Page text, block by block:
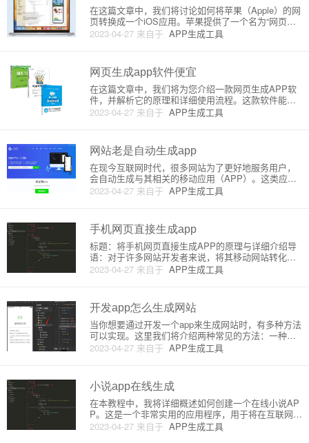
2023-04-27 来自于 APP生成工具
在这篇文章中，我们将讨论如何将苹果（Apple）的网
页转换成一个iOS应用。苹果提供了一个名为“网页视
图”（WebView）的工具，允许开发者将现有的网页嵌
套到本地应用中。我们将详细介绍这个过程的原理，
V
网页生成app软件便宜
2023-04-27 来自于 APP生成工具
在这篇文章中，我们将为您介绍一款网页生成APP软
件，并解析它的原理和详细使用流程。这款软件能够
帮助您将网页轻松转化为移动应用程序，而且价格实
惠。1. 软件名：Web2AppWeb2App是一款功能齐全
或网页转
网站老是自动生成app
2023-04-27 来自于 APP生成工具
在现今互联网时代，很多网站为了更好地服务用户，
会自动生成与其相关的移动应用（APP）。这类应用
通常与网站内容保持同步，为用户提供方便快捷的浏
览体验。而网站自动生成APP的过程依赖于一系列技
何自动生成APP，以及
手机网页直接生成app
2023-04-27 来自于 APP生成工具
标题：将手机网页直接生成APP的原理与详细介绍导
语：对于许多网站开发者来说，将其移动网站转化为A
PP是一种吸引更多用户并提高访问量的有效方法。这
篇文章将为您详细解析将网页直接生成APP的原理及
网页直接生
开发app怎么生成网站
2023-04-27 来自于 APP生成工具
当你想要通过开发一个app来生成网站时，有多种方法
可以实现。这里我们将介绍两种常见的方法：一种是
基于 WebView 的混合式开发方法（如Cordova、Ionic
等）；另一种是使用原生的iOS或Android开发方法。
小说app在线生成
2023-04-27 来自于 APP生成工具
在本教程中，我将详细概述如何创建一个在线小说AP
P。这是一个非常实用的应用程序，用于将在互联网上
找到的小说在线 阅读和存储。我们将使用各种在线工
具和库来构建我们的应用程序。以下是创建在线小说A